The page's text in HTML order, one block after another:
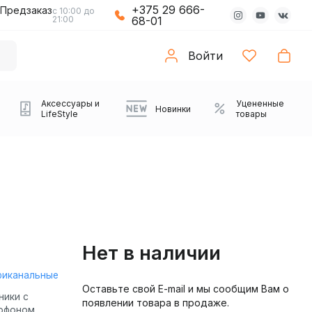
Предзаказс 10:00 до
21:00
+375 29 666-
68-01
Войти
Плееры Аудиоинтерфейсы
Виниловые
проигрыватели
Звуковые карты
Partybox
Саундбары
Компьютерные колонки Веб-камеры
Коврики с подсветкой Проекторы
Аксессуары и
LifeStyle
Зарядные устройства Транспорт
Новинки
Уцененные
товары
с
Нет в наличии
Оставьте свой E-mail и мы сообщим Вам о
появлении товара в продаже.